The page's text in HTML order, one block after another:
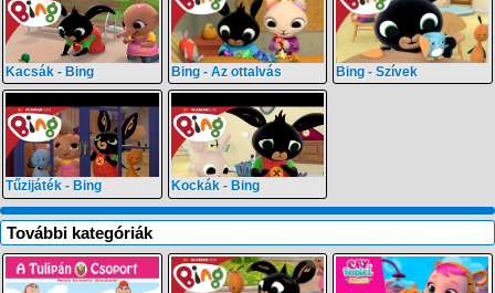
Kacsák - Bing Bing - Az ottalvás Bing - Szívek
Tűzijáték - Bing Kockák - Bing
További kategóriák